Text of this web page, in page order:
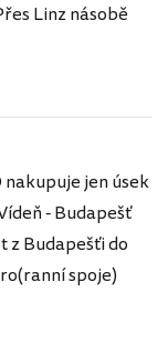
Linz násobě
nakupuje jen úsek
- Budapešť
z Budapešťi do
spoje)